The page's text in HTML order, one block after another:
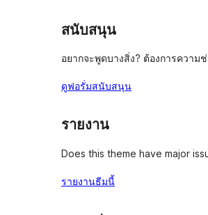
สนับสนุน
อยากจะพูดบางสิ่ง? ต้องการความ
ดูฟอรั่มสนับสนุน
รายงาน
Does this theme have major
รายงานธีมนี้